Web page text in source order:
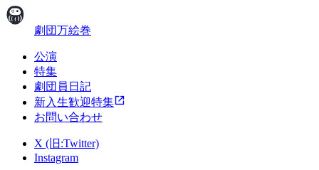
劇団万絵巻
公演
特集
劇団員日記
新入生歓迎特集
お問い合わせ
X (旧:Twitter)
Instagram